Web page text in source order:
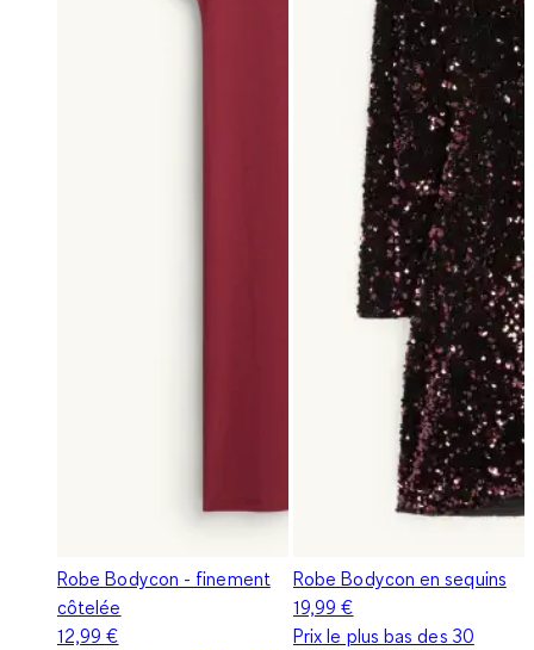
Robe Bodycon - finement
côtelée
12,99 €
Robe Bodycon en sequins
19,99 €
Prix le plus bas des 30